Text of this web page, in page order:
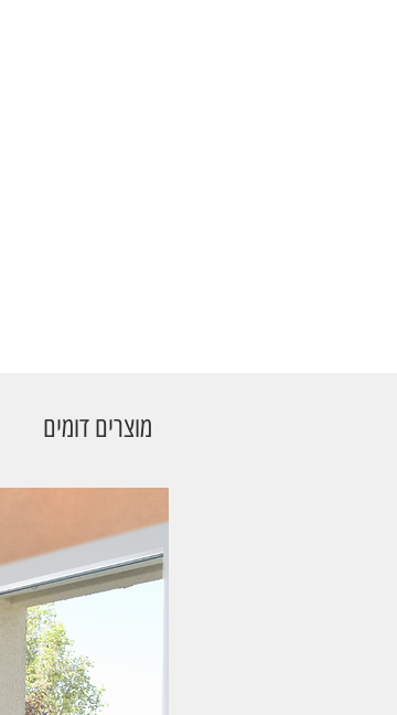
מוצרים דומים